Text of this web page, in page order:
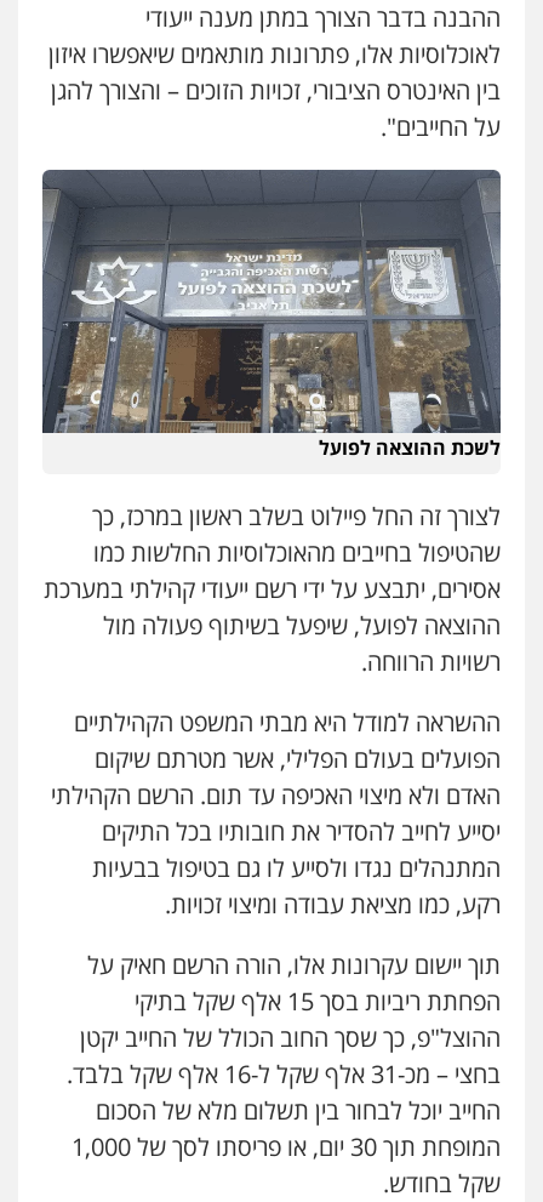
ההבנה בדבר הצורך במתן מענה ייעודי
לאוכלוסיות אלו, פתרונות מותאמים שיאפשרו איזון
בין האינטרס הציבורי, זכויות הזוכים – והצורך להגן
על החייבים".
לשכת ההוצאה לפועל
לצורך זה החל פיילוט בשלב ראשון במרכז, כך
שהטיפול בחייבים מהאוכלוסיות החלשות כמו
אסירים, יתבצע על ידי רשם ייעודי קהילתי במערכת
ההוצאה לפועל, שיפעל בשיתוף פעולה מול
רשויות הרווחה.
ההשראה למודל היא מבתי המשפט הקהילתיים
הפועלים בעולם הפלילי, אשר מטרתם שיקום
האדם ולא מיצוי האכיפה עד תום. הרשם הקהילתי
יסייע לחייב להסדיר את חובותיו בכל התיקים
המתנהלים נגדו ולסייע לו גם בטיפול בבעיות
רקע, כמו מציאת עבודה ומיצוי זכויות.
תוך יישום עקרונות אלו, הורה הרשם חאיק על
הפחתת ריביות בסך 15 אלף שקל בתיקי
ההוצל"פ, כך שסך החוב הכולל של החייב יקטן
בחצי – מכ-31 אלף שקל ל-16 אלף שקל בלבד.
החייב יוכל לבחור בין תשלום מלא של הסכום
המופחת תוך 30 יום, או פריסתו לסך של 1,000
שקל בחודש.
אברהם שהבזי – משרד עורכי דין
מיסים כלכלי פלילי פשיעה כלכלית הלבנת
הון
0504456555
משרד עורכי דין פארס פלאח
פלילי צבאי צווארון לבן והונאה ביטוח לאומי
0549911449
עו"ד יאיר בן סימון
0505719060
עו"ד אור בן שאנן
פלילי מעצרים וחקירות
0549199449
עו"ד מוחמד סביחאת
פלילי תעבורה פשיעה כלכלית
0525077716
חנא בולוס – משרד עורכי דין
פלילי פשיעה חמורה צווארון לבן
עו"ד פיני פישלר
פלילי תעבורה מח"ש אזרחי כלכלי
0505234000
עו"ד תומר בנישתי
פלילי מעצרים וחקירות צווארון לבן פשיעה